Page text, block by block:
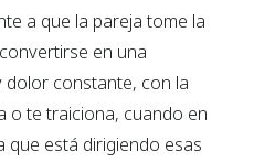
a que la pareja tome la
en una
constante, con la
o te traiciona, cuando en
que está dirigiendo esas